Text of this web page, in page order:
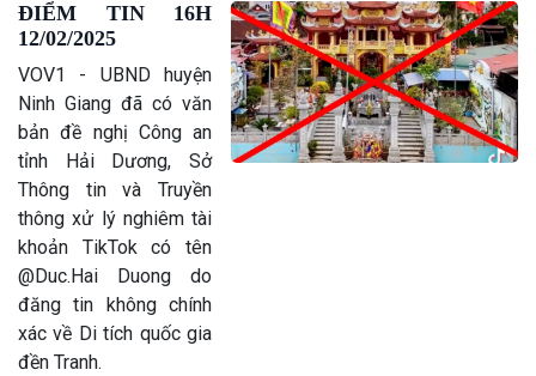
Chính trị
Tin Chính trị
Chính phủ với người dân
Quốc hội với cử tri
Xây dựng đảng
Đảng trong cuộc sống
Nhận diện sự thật
Pháp luật và đời sống
Thế giới
ĐIỂM TIN 16H
12/02/2025
VOV1 - UBND huyện
Ninh Giang đã có văn
bản đề nghị Công an
tỉnh Hải Dương, Sở
Thông tin và Truyền
thông xử lý nghiêm tài
khoản TikTok có tên
@Duc.Hai Duong do
đăng tin không chính
xác về Di tích quốc gia
đền Tranh.